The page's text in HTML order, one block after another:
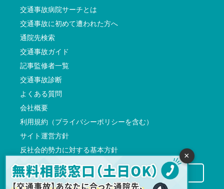
交通事故病院サーチとは
交通事故に初めて遭われた方へ
通院先検索
交通事故ガイド
記事監修者一覧
交通事故診断
よくある質問
会社概要
利用規約（プライバシーポリシーを含む）
サイト運営方針
反社会的勢力に対する基本方針
交通事故病院サーチに掲載希望の先生方へ
×